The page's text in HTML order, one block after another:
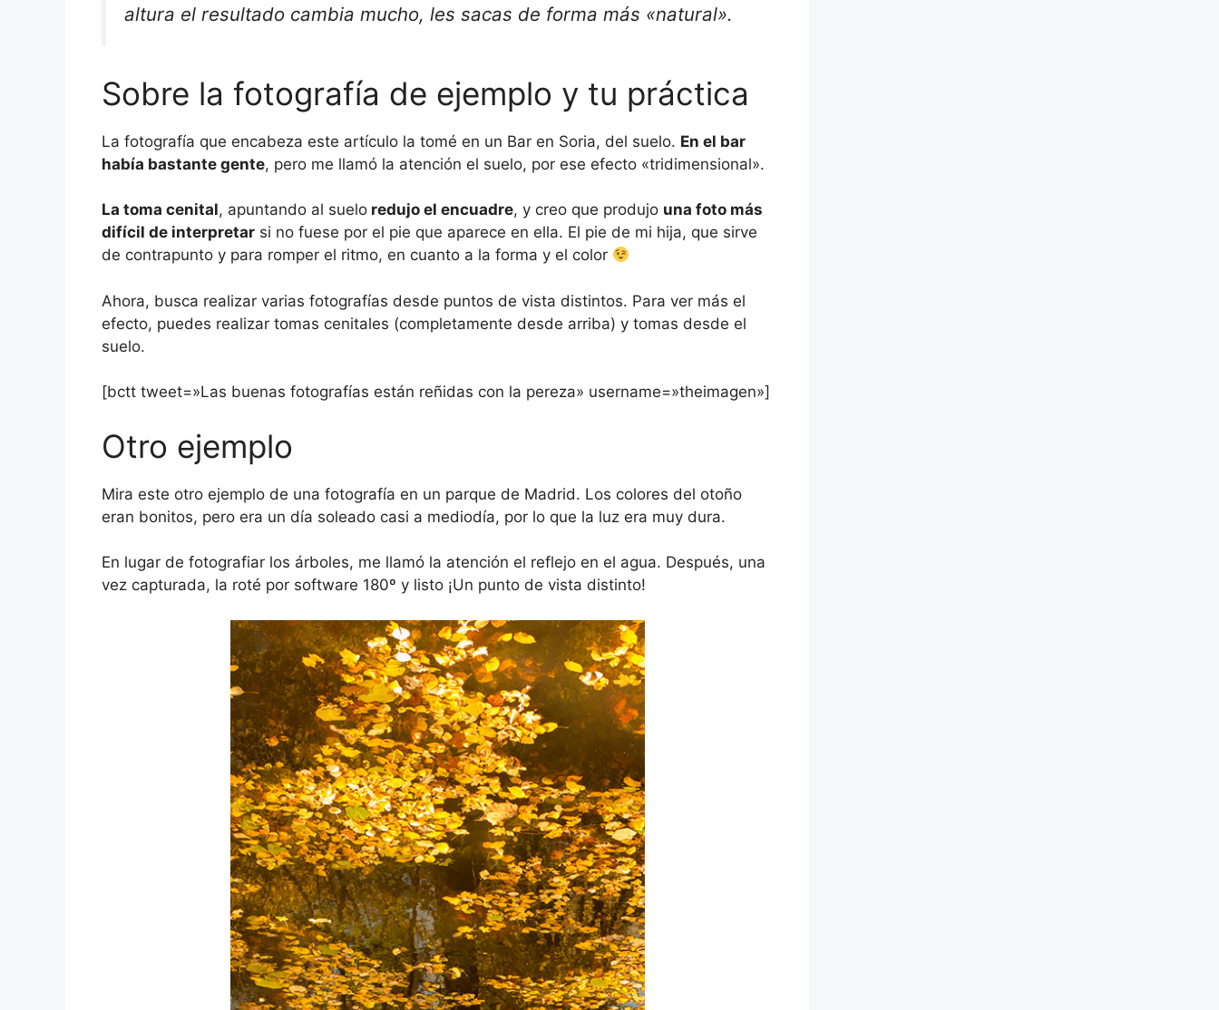
altura el resultado cambia mucho, les sacas de forma más «natural».
Sobre la fotografía de ejemplo y tu práctica
La fotografía que encabeza este artículo la tomé en un Bar en Soria, del suelo. En el bar
había bastante gente, pero me llamó la atención el suelo, por ese efecto «tridimensional».
La toma cenital, apuntando al suelo redujo el encuadre, y creo que produjo una foto más
difícil de interpretar si no fuese por el pie que aparece en ella. El pie de mi hija, que sirve
de contrapunto y para romper el ritmo, en cuanto a la forma y el color
Ahora, busca realizar varias fotografías desde puntos de vista distintos. Para ver más el
efecto, puedes realizar tomas cenitales (completamente desde arriba) y tomas desde el
suelo.
[bctt tweet=»Las buenas fotografías están reñidas con la pereza» username=»theimagen»]
Otro ejemplo
Mira este otro ejemplo de una fotografía en un parque de Madrid. Los colores del otoño
eran bonitos, pero era un día soleado casi a mediodía, por lo que la luz era muy dura.
En lugar de fotografiar los árboles, me llamó la atención el reflejo en el agua. Después, una
vez capturada, la roté por software 180º y listo ¡Un punto de vista distinto!